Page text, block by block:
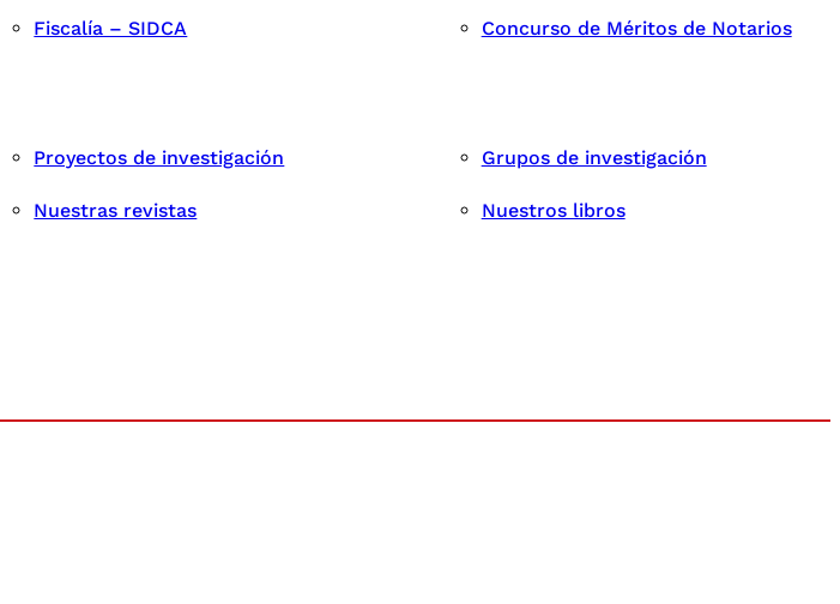
Fiscalía – SIDCA Concurso de Méritos de Notarios
Proyectos de investigación Grupos de investigación
Nuestras revistas Nuestros libros